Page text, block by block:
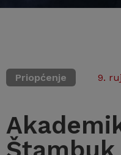
Priopćenje 9.